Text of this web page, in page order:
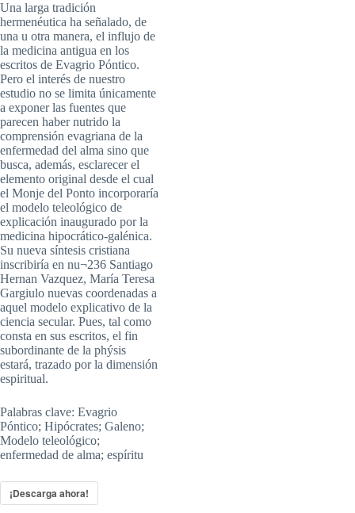
Una larga tradición
hermenéutica ha señalado, de
una u otra manera, el influjo de
la medicina antigua en los
escritos de Evagrio Póntico.
Pero el interés de nuestro
estudio no se limita únicamente
a exponer las fuentes que
parecen haber nutrido la
comprensión evagriana de la
enfermedad del alma sino que
busca, además, esclarecer el
elemento original desde el cual
el Monje del Ponto incorporaría
el modelo teleológico de
explicación inaugurado por la
medicina hipocrático-galénica.
Su nueva síntesis cristiana
inscribiría en nu¬236 Santiago
Hernan Vazquez, María Teresa
Gargiulo nuevas coordenadas a
aquel modelo explicativo de la
ciencia secular. Pues, tal como
consta en sus escritos, el fin
subordinante de la phýsis
estará, trazado por la dimensión
espiritual.
Palabras clave: Evagrio
Póntico; Hipócrates; Galeno;
Modelo teleológico;
enfermedad de alma; espíritu
¡Descarga ahora!